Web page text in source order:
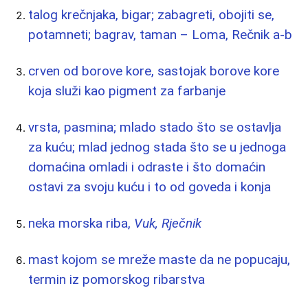
talog krečnjaka, bigar; zabagreti, obojiti se,
potamneti; bagrav, taman – Loma, Rečnik a-b
crven od borove kore, sastojak borove kore
koja služi kao pigment za farbanje
vrsta, pasmina; mlado stado što se ostavlja
za kuću; mlad jednog stada što se u jednoga
domaćina omladi i odraste i što domaćin
ostavi za svoju kuću i to od goveda i konja
neka morska riba, Vuk, Rječnik
mast kojom se mreže maste da ne popucaju,
termin iz pomorskog ribarstva